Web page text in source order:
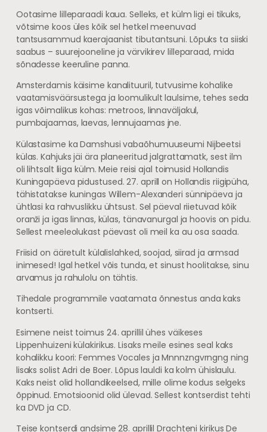
Ootasime lilleparaadi kaua. Selleks, et külm ligi ei tikuks,
võtsime koos üles kõik sel hetkel meenuvad
tantsusammud kaerajaanist tibutantsuni. Lõpuks ta siiski
saabus – suurejooneline ja värvikirev lilleparaad, mida
sõnadesse keeruline panna.
Amsterdamis käisime kanalituuril, tutvusime kohalike
vaatamisväärsustega ja loomulikult laulsime, tehes seda
igas võimalikus kohas: metroos, linnaväljakul,
pumbajaamas, laevas, lennujaamas jne.
Külastasime ka Damshusi vabaõhumuuseumi Nijbeetsi
külas. Kahjuks jäi ära planeeritud jalgrattamatk, sest ilm
oli lihtsalt liiga külm. Meie reisi ajal toimusid Hollandis
Kuningapäeva pidustused. 27. aprill on Hollandis riigipüha,
tähistatakse kuningas Willem-Alexanderi sünnipäeva ja
ühtlasi ka rahvuslikku ühtsust. Sel päeval riietuvad kõik
oranži ja igas linnas, külas, tänavanurgal ja hoovis on pidu.
Sellest meeleolukast päevast oli meil ka au osa saada.
Friisid on ääretult külalislahked, soojad, siirad ja armsad
inimesed! Igal hetkel võis tunda, et sinust hoolitakse, sinu
arvamus ja rahulolu on tähtis.
Tihedale programmile vaatamata õnnestus anda kaks
kontserti.
Esimene neist toimus 24. aprillil ühes väikeses
Lippenhuizeni külakirikus. Lisaks meile esines seal kaks
kohalikku koori: Femmes Vocales ja Mnnnzngvrngng ning
lisaks solist Adri de Boer. Lõpus lauldi ka kolm ühislaulu.
Kaks neist olid hollandikeelsed, mille olime kodus selgeks
õppinud. Emotsioonid olid ülevad. Sellest kontserdist tehti
ka DVD ja CD.
Teise kontserdi andsime 28. aprillil Drachteni kirikus De